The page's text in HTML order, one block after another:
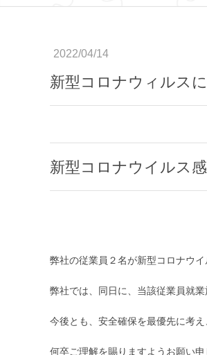
2022/04/14
新型コロナウィルス
新型コロナウイルス
弊社の従業員２名が新型コロナウ
弊社では、同日に、当該従業員就
今後とも、安全確保を最優先に考
何卒ご理解を賜りますようお願い申